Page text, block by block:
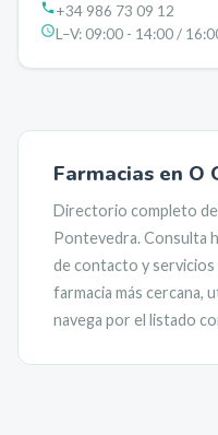
+34 986 73 09 12
L–V:09:00 - 14:00 /
Farmacias en O
Directorio completo de
Pontevedra. Consulta
de contacto y
farmacia más cercana,
navega por el listado